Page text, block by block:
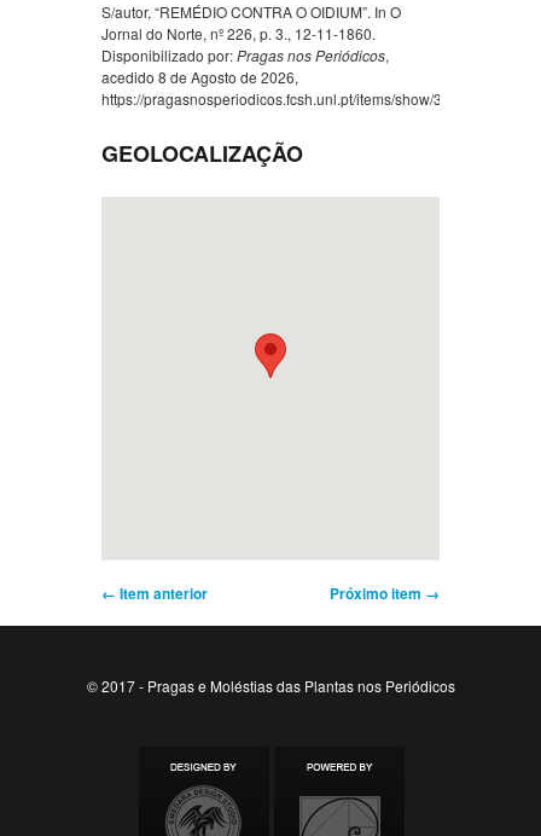
S/autor, “REMÉDIO CONTRA O OIDIUM”. In O
Jornal do Norte, nº 226, p. 3., 12-11-1860.
Disponibilizado por:Pragas nos Periódicos,
acedido 8 de Agosto de 2026,
https://pragasnosperiodicos.fcsh.unl.pt/items/show/337
GEOLOCALIZAÇÃO
← Item anterior Próximo item →
© 2017 - Pragas e Moléstias das Plantas nos Periódicos